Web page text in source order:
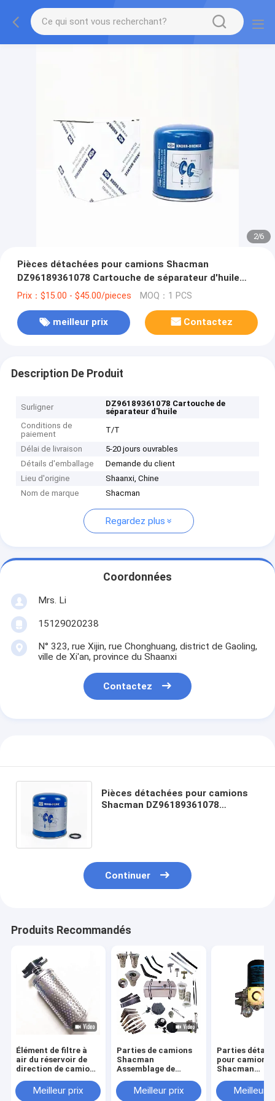
2/6
Pièces détachées pour camions Shacman
DZ96189361078 Cartouche de séparateur d'huile
Bouteille de séchage
Prix：$15.00 - $45.00/pieces MOQ：1 PCS
meilleur prix Contactez
Description De Produit
Surligner
DZ96189361078 Cartouche de
séparateur d'huile
Conditions de
paiement
T/T
Délai de livraison
5-20 jours ouvrables
Détails d'emballage
Demande du client
Lieu d'origine
Shaanxi, Chine
Nom de marque
Shacman
Regardez plus
Coordonnées
Mrs. Li
15129020238
N° 323, rue Xijin, rue Chonghuang, district de Gaoling,
ville de Xi'an, province du Shaanxi
Contactez
Pièces détachées pour camions
Shacman DZ96189361078
Continuer
Produits Recommandés
Élément de filtre à
air du réservoir de
direction de camion
DZ95189470088/DZ9X319470088
pour X3000/F2000
Meilleur prix
Parties de camions
Shacman
Assemblage de
carburant en alliage
d'aluminium
Meilleur prix
Parties
pour camions
Shacman
Filtre à huile
l'unité de
Meilleur